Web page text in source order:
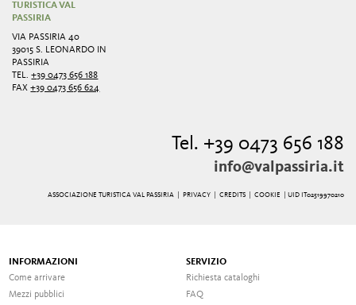
TURISTICA VAL
PASSIRIA
VIA PASSIRIA 40
39015 S. LEONARDO IN
PASSIRIA
TEL.+39 0473 656 188
FAX+39 0473 656 624
Tel. +39 0473 656 188
info@valpassiria.it
ASSOCIAZIONE TURISTICA VAL PASSIRIA | PRIVACY| CREDITS| COOKIE | UID IT02519970210
INFORMAZIONI
Come arrivare
Mezzi pubblici
SERVIZIO
Richiesta cataloghi
FAQ